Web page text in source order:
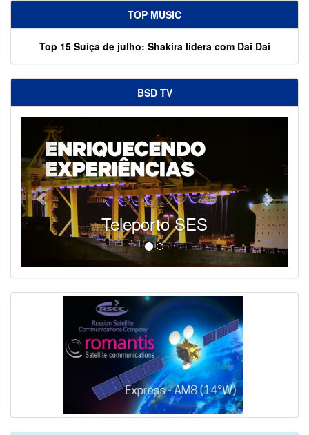
TOP MUSIC
Top 15 Suíça de julho: Shakira lidera com Dai Dai
BSD TV
Teleporto SES